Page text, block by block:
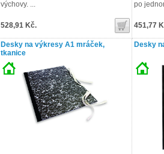
výchovy. ...
528,91 Kč.
po
451,77
Desky na výkresy A1 mráček,
tkanice
Desky